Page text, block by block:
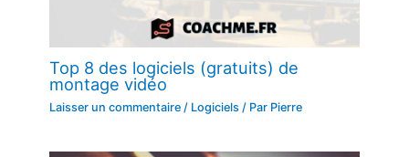
Top 8 des logiciels (gratuits) de
montage vidéo
Laisser un commentaire / Logiciels / Par Pierre